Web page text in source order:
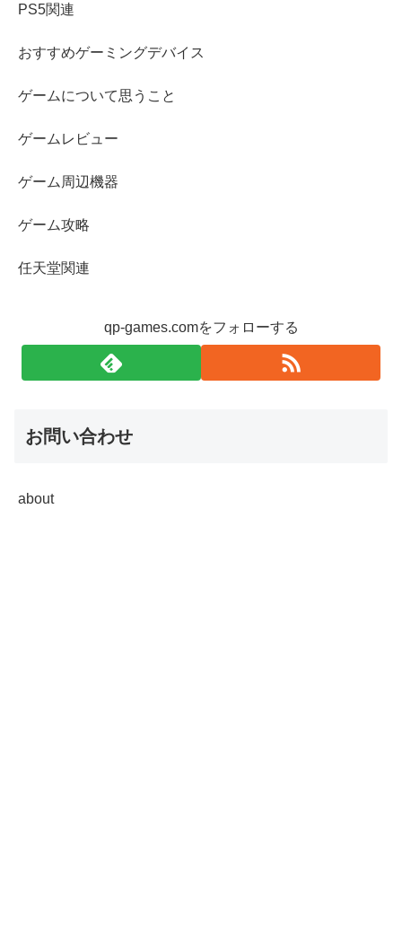
PS5関連
おすすめゲーミングデバイス
ゲームについて思うこと
ゲームレビュー
ゲーム周辺機器
ゲーム攻略
任天堂関連
qp-games.comをフォローする
お問い合わせ
about